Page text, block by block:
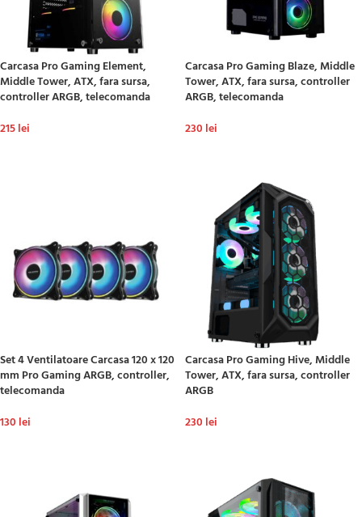
Carcasa Pro Gaming Element,
Middle Tower, ATX, fara sursa,
controller ARGB, telecomanda
215lei
Carcasa Pro Gaming Blaze, Middle
Tower, ATX, fara sursa, controller
ARGB, telecomanda
230 lei
Set 4 Ventilatoare Carcasa 120 x 120
mm Pro Gaming ARGB, controller,
telecomanda
130 lei
Carcasa Pro Gaming Hive, Middle
Tower, ATX, fara sursa, controller
ARGB
230 lei